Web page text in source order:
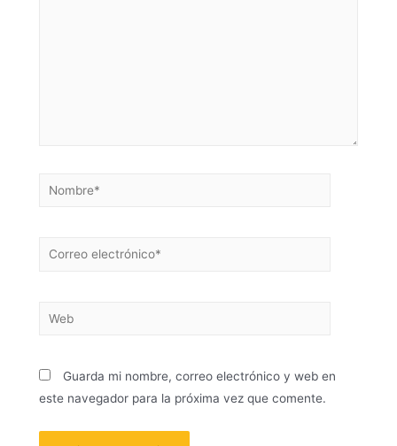
Guarda mi nombre, correo electrónico y web en
este navegador para la próxima vez que comente.